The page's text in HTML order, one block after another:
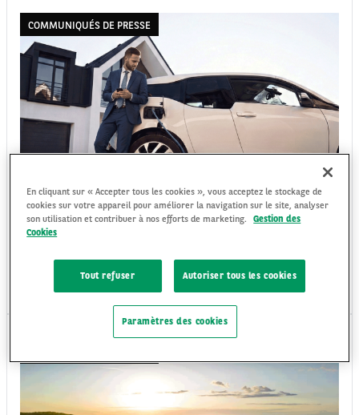
COMMUNIQUÉS DE PRESSE
ARVAL : RÉSULTATS ANNUELS 2025
Forte progression du résultat opérationnel brut organique et effet de
base défavorable sur le résultat sur cessions de véhicules par rapport à
Mar 10/03/26
En cliquant sur « Accepter tous les cookies », vous acceptez le stockage de
cookies sur votre appareil pour améliorer la navigation sur le site, analyser
son utilisation et contribuer à nos efforts de marketing.
Gestion des
Cookies
Tout refuser Autoriser tous les cookies
Paramètres des cookies